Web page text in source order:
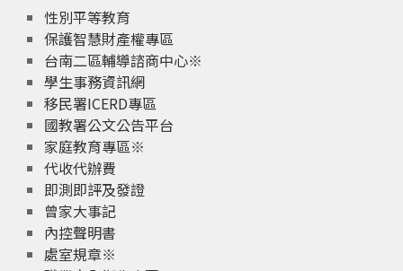
性別平等教育
保護智慧財產權專區
台南二區輔導諮商中心※
學生事務資訊網
移民署ICERD專區
國教署公文公告平台
家庭教育專區※
代收代辦費
即測即評及發證
曾家大事記
內控聲明書
處室規章※